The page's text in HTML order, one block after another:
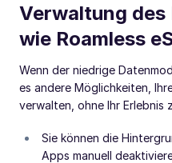
Verwaltung
wie Roamless
Wenn der niedrige
es andere Möglichkeiten,
verwalten, ohne Ihr Erlebnis
Sie können die
Apps manuell